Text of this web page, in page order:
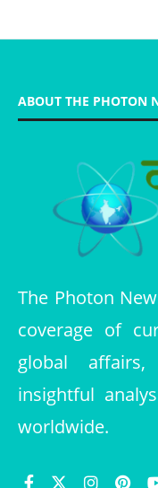
ABOUT THE PHOTON
The Photon
coverage of
global
insightful
worldwide.